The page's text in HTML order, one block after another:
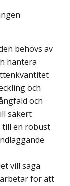
behövs av
hantera
och
och
säkert
till en robust
vill säga
för att